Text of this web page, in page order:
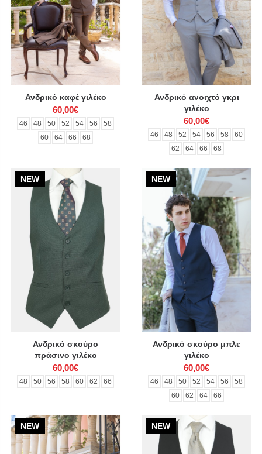
Ανδρικό καφέ γιλέκο
60,00€
46 48 50 52 54 56
58
60
64 66 68
Ανδρικό ανοιχτό γκρι
γιλέκο
60,00€
46 48 52 54 56 58
60
62
64 66 68
NEW
Ανδρικό σκούρο
πράσινο γιλέκο
60,00€
48 50 56 58 60 62 66
NEW
Ανδρικό σκούρο μπλε
γιλέκο
60,00€
46 48 50 52 54 56
58
60
62 64 66
NEW NEW